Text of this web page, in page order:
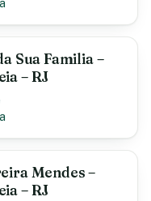
Sua Familia –
– RJ
Mendes –
– RJ